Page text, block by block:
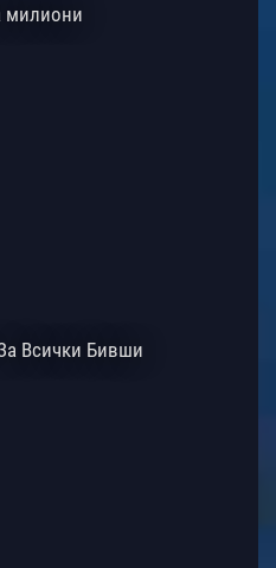
милиони
Всички Бивши